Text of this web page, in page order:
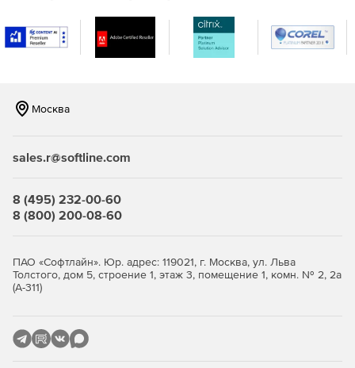
Возможность создавать оповещения в режиме
реального времени, когда в сети встречаются IP-
адреса и URL-адреса, занесенные в черный список в
глобальном масштабе и распознанные по каналам на
Повышение безопасности и обеспечение
Эффективный мониторинг, отчетность и аудит
Москва
sales.r@softline.com
8 (495) 232-00-60
8 (800) 200-08-60
ПАО «Софтлайн». Юр. адрес: 119021, г. Москва, ул. Льва
Толстого, дом 5, строение 1, этаж 3, помещение 1, комн. № 2, 2а
(А-311)